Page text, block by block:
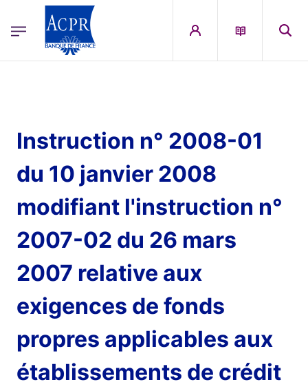
ACPR Menu Principal (French)
Instruction n° 2008-01
du 10 janvier 2008
modifiant l'instruction n°
2007-02 du 26 mars
2007 relative aux
exigences de fonds
propres applicables aux
établissements de crédit